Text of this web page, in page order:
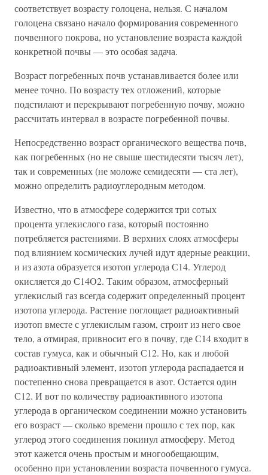
соответствует возрасту голоцена, нельзя. С началом
голоцена связано начало формирования современного
почвенного покрова, но установление возраста каждой
конкретной почвы — это особая задача.
Возраст погребенных почв устанавливается более или
менее точно. По возрасту тех отложений, которые
подстилают и перекрывают погребенную почву, можно
рассчитать интервал в возрасте погребенной почвы.
Непосредственно возраст органического вещества почв,
как погребенных (но не свыше шестидесяти тысяч лет),
так и современных (не моложе семидесяти — ста лет),
можно определить радиоуглеродным методом.
Известно, что в атмосфере содержится три сотых
процента углекислого газа, который постоянно
потребляется растениями. В верхних слоях атмосферы
под влиянием космических лучей идут ядерные реакции,
и из азота образуется изотоп углерода С14. Углерод
окисляется до С14O2. Таким образом, атмосферный
углекислый газ всегда содержит определенный процент
изотопа углерода. Растение поглощает радиоактивный
изотоп вместе с углекислым газом, строит из него свое
тело, а отмирая, привносит его в почву, где С14 входит в
состав гумуса, как и обычный С12. Но, как и любой
радиоактивный элемент, изотоп углерода распадается и
постепенно снова превращается в азот. Остается один
С12. И вот по количеству радиоактивного изотопа
углерода в органическом соединении можно установить
его возраст — сколько времени прошло с тех пор, как
углерод этого соединения покинул атмосферу. Метод
этот кажется очень простым и многообещающим,
особенно при установлении возраста почвенного гумуса.